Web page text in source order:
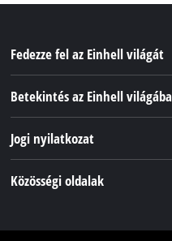
Fedezze fel az Einhell világát
Betekintés az Einhell világába
Az Einhell világszerte
Jogi nyilatkozat
Közösségi oldalak